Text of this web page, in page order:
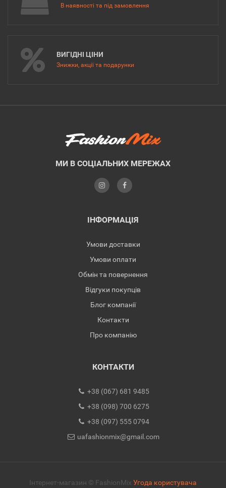
В наявності та під замовлення
ВИГІДНІ ЦІНИ
Знижки, акції та подарунки
МИ В СОЦІАЛЬНИХ МЕРЕЖАХ
ІНФОРМАЦІЯ
Умови доставки
Умови оплати
Обмін та повернення
Відгуки покупців
Блог компанії
Контакти
Про компанію
КОНТАКТИ
+38 (067) 681 9485
+38 (098) 700 6275
+38 (097) 555 0794
uafashionmix@gmail.com
Інтернет-магазин © FashionMix Угода користувача